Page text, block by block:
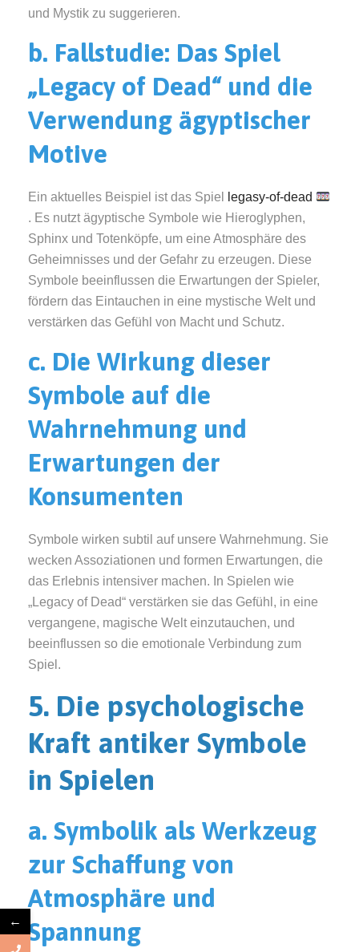
und Mystik zu suggerieren.
b. Fallstudie: Das Spiel
„Legacy of Dead“ und die
Verwendung ägyptischer
Motive
Ein aktuelles Beispiel ist das Spiel
legasy-of-dead
. Es nutzt ägyptische Symbole wie Hieroglyphen,
Sphinx und Totenköpfe, um eine Atmosphäre des
Geheimnisses und der Gefahr zu erzeugen. Diese
Symbole beeinflussen die Erwartungen der Spieler,
fördern das Eintauchen in eine mystische Welt und
verstärken das Gefühl von Macht und Schutz.
c. Die Wirkung dieser
Symbole auf die
Wahrnehmung und
Erwartungen der
Konsumenten
Symbole wirken subtil auf unsere Wahrnehmung. Sie
wecken Assoziationen und formen Erwartungen, die
das Erlebnis intensiver machen. In Spielen wie
„Legacy of Dead“ verstärken sie das Gefühl, in eine
vergangene, magische Welt einzutauchen, und
beeinflussen so die emotionale Verbindung zum
Spiel.
5. Die psychologische
Kraft antiker Symbole
in Spielen
a. Symbolik als Werkzeug
zur Schaffung von
Atmosphäre und
Spannung
←